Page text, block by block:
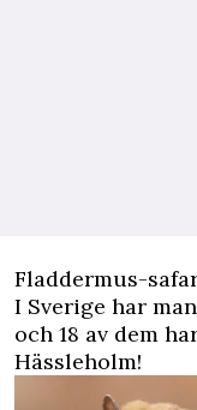
Fladdermus-
I Sverige har
och 18 av dem
Hässleholm!